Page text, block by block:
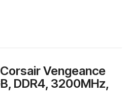
Vengeance
DDR4, 3200MHz,